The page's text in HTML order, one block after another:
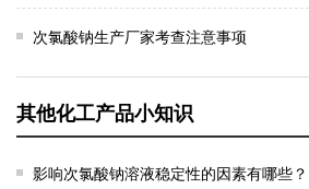
次氯酸钠生产厂家考查注意事项
其他化工产品小知识
影响次氯酸钠溶液稳定性的因素有哪些？